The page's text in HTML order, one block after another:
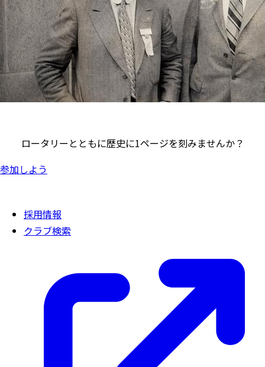
ロータリーとともに歴史に1ページを刻みませんか？
参加しよう
採用情報
クラブ検索